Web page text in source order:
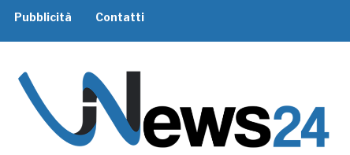
Pubblicità Contatti